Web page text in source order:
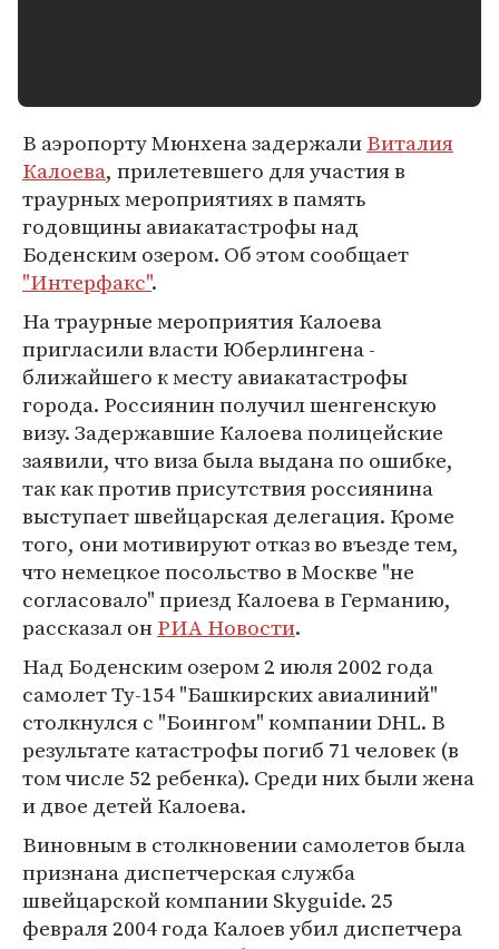
В аэропорту Мюнхена задержалиВиталия
Калоева, прилетевшего для участия в
траурных мероприятиях в память
годовщины авиакатастрофы над
Боденским озером. Об этом сообщает
"Интерфакс".
На траурные мероприятия Калоева
пригласили власти Юберлингена -
ближайшего к месту авиакатастрофы
города. Россиянин получил шенгенскую
визу. Задержавшие Калоева полицейские
заявили, что виза была выдана по ошибке,
так как против присутствия россиянина
выступает швейцарская делегация. Кроме
того, они мотивируют отказ во въезде тем,
что немецкое посольство в Москве "не
согласовало" приезд Калоева в Германию,
рассказал онРИА Новости.
Над Боденским озером 2 июля 2002 года
самолет Ту-154 "Башкирских авиалиний"
столкнулся с "Боингом" компании DHL. В
результате катастрофы погиб 71 человек (в
том числе 52 ребенка). Среди них были жена
и двое детей Калоева.
Виновным в столкновении самолетов была
признана диспетчерская служба
швейцарской компании Skyguide. 25
февраля 2004 года Калоев убил диспетчера